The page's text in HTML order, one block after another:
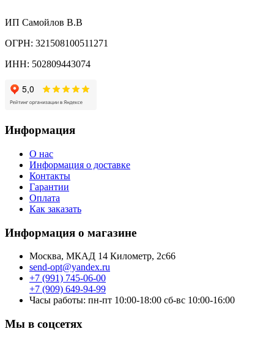
ИП Самойлов В.В
ОГРН: 321508100511271
ИНН: 502809443074
Информация
О нас
Информация о доставке
Контакты
Гарантии
Оплата
Как заказать
Информация о магазине
Москва, МКАД 14 Километр, 2с66
send-opt@yandex.ru
+7 (991) 745-06-00
+7 (909) 649-94-99
Часы работы: пн-пт 10:00-18:00 сб-вс 10:00-16:00
Мы в соцсетях